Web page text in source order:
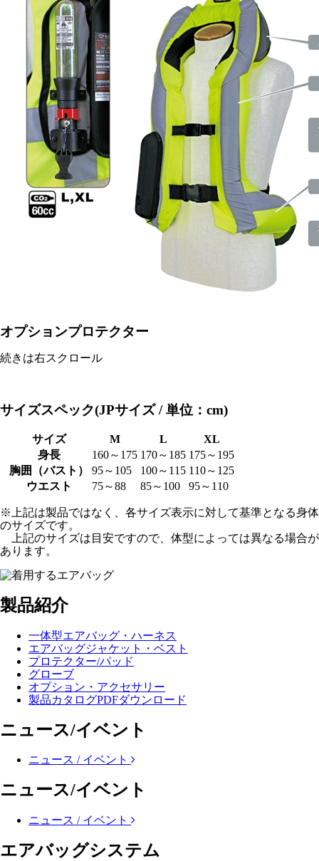
オプションプロテクター
続きは右スクロール
サイズスペック(JPサイズ / 単位：cm)
サイズ M L
XL
身長
160～175 170～185 175～195
胸囲（バスト）
95～105 100～115 110～125
ウエスト
75～88 85～100 95～110
※上記は製品ではなく、各サイズ表示に対して基準となる身体
のサイズです。
上記のサイズは目安ですので、体型によっては異なる場合が
あります。
製品紹介
一体型エアバッグ・ハーネス
エアバッグジャケット・ベスト
プロテクター/パッド
グローブ
オプション・アクセサリー
製品カタログPDFダウンロード
ニュース/イベント
ニュース / イベント
ニュース/イベント
ニュース / イベント
エアバッグシステム